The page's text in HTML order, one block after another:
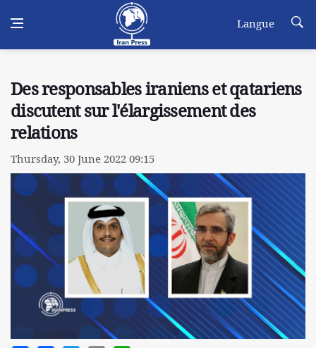
Langue
Des responsables iraniens et qatariens
discutent sur l'élargissement des
relations
Thursday, 30 June 2022 09:15